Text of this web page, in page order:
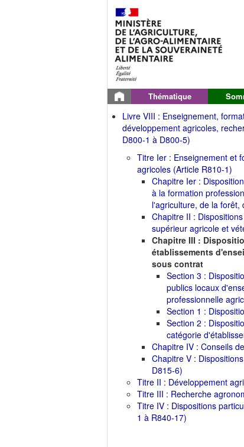
Thématique
Livre VIII : Enseignement,
développement agricoles,
D800-1 à D800-5)
Titre Ier : Enseignement et
agricoles (Article R810-1)
Chapitre Ier :
à la formation
l'agriculture, de la
Chapitre II :
supérieur agricole et
Chapitre III :
établissements
sous contrat
Section 3 :
publics locaux
professionnelle
Section 1 :
Section 2 :
catégorie
Chapitre IV : Conseils
Chapitre V :
D815-6)
Titre II : Développement
Titre III : Recherche
Titre IV : Dispositions
1 à R840-17)